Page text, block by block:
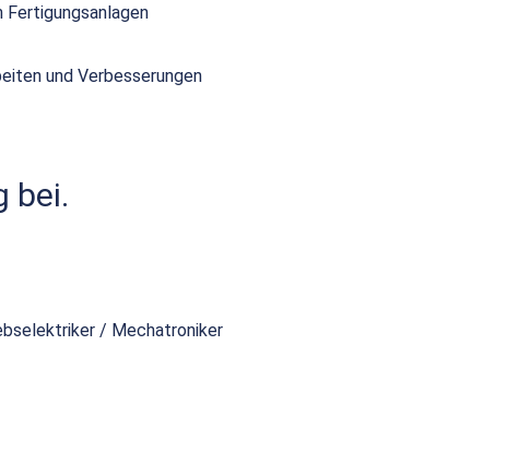
Fertigungsanlagen
und Verbesserungen
bei.
/ Mechatroniker